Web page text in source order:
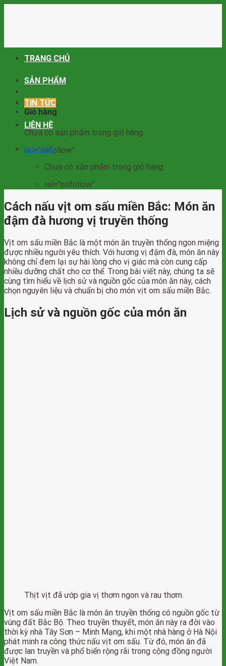
Giỏ hàng
Chưa có sản phẩm trong giỏ hàng.
rel="nofollow"
TRANG CHỦ
SẢN PHẨM
TIN TỨC
LIÊN HỆ
Giỏ hàng
Chưa có sản phẩm trong giỏ hàng.
rel="nofollow"
Cách nấu vịt om sấu miền Bắc: Món ăn
đậm đà hương vị truyền thống
Vịt om sấu miền Bắc là một món ăn truyền thống ngon miệng
được nhiều người yêu thích. Với hương vị đậm đà, món ăn này
không chỉ đem lại sự hài lòng cho vị giác mà còn cung cấp
nhiều dưỡng chất cho cơ thể. Trong bài viết này, chúng ta sẽ
cùng tìm hiểu về lịch sử và nguồn gốc của món ăn này, cách
chọn nguyên liệu và chuẩn bị cho món vịt om sấu miền Bắc.
Lịch sử và nguồn gốc của món ăn
Thịt vịt đã ướp gia vị thơm ngon và rau thơm.
Vịt om sấu miền Bắc là món ăn truyền thống có nguồn gốc từ
vùng đất Bắc Bộ. Theo truyền thuyết, món ăn này ra đời vào
thời kỳ nhà Tây Sơn – Minh Mạng, khi một nhà hàng ở Hà Nội
phát minh ra công thức nấu vịt om sấu. Từ đó, món ăn đã
được lan truyền và phổ biến rộng rãi trong cộng đồng người
Việt Nam.